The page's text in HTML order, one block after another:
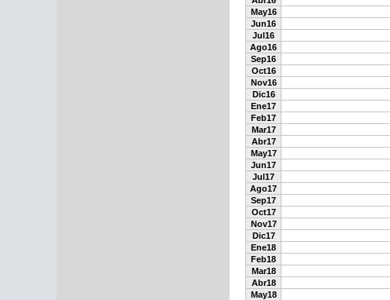
May16
Jun16
Jul16
Ago16
Sep16
Oct16
Nov16
Dic16
Ene17
Feb17
Mar17
Abr17
May17
Jun17
Jul17
Ago17
Sep17
Oct17
Nov17
Dic17
Ene18
Feb18
Mar18
Abr18
May18